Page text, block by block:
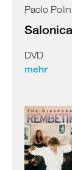
Paolo Polini
Salonica
DVD
mehr